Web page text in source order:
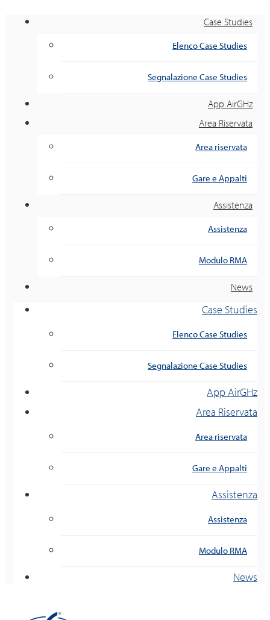
Case Studies
Elenco Case Studies
Segnalazione Case Studies
App AirGHz
Area Riservata
Area riservata
Gare e Appalti
Assistenza
Assistenza
Modulo RMA
News
Case Studies
Elenco Case Studies
Segnalazione Case Studies
App AirGHz
Area Riservata
Area riservata
Gare e Appalti
Assistenza
Assistenza
Modulo RMA
News